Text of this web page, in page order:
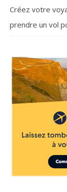
Créez votre
prendre un vol